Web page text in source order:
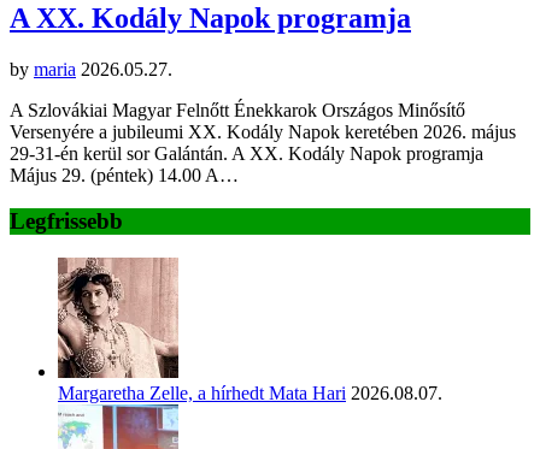
A XX. Kodály Napok programja
by maria 2026.05.27.
A Szlovákiai Magyar Felnőtt Énekkarok Országos Minősítő
Versenyére a jubileumi XX. Kodály Napok keretében 2026. május
29-31-én kerül sor Galántán. A XX. Kodály Napok programja
Május 29. (péntek) 14.00 A…
Legfrissebb
Margaretha Zelle, a hírhedt Mata Hari 2026.08.07.